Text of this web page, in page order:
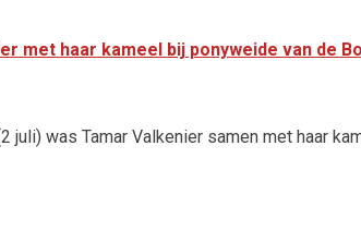
met haar kameel bij ponyweide van de
juli) was Tamar Valkenier samen met haar